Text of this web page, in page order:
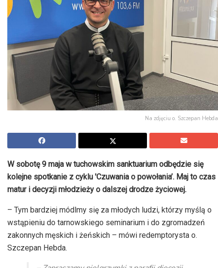
Na zdjęciu o. Szczepan Hebda
W sobotę 9 maja w tuchowskim sanktuarium odbędzie się
kolejne spotkanie z cyklu 'Czuwania o powołania’. Maj to czas
matur i decyzji młodzieży o dalszej drodze życiowej.
– Tym bardziej módlmy się za młodych ludzi, którzy myślą o
wstąpieniu do tarnowskiego seminarium i do zgromadzeń
zakonnych męskich i żeńskich – mówi redemptorysta o.
Szczepan Hebda.